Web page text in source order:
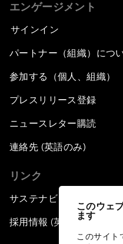
このウェ
ます
このサイト
エンゲージメント
サインイン
パートナー（組織）につ
参加する（個人、組織）
プレスリリース登録
ニュースレター購読
連絡先 (英語のみ)
リンク
サステナビリティへの取り
採用情報 (英語のみ)